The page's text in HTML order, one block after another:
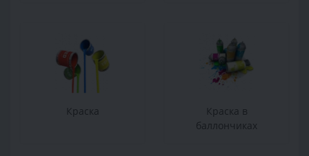
Краска
Краска в
баллончиках